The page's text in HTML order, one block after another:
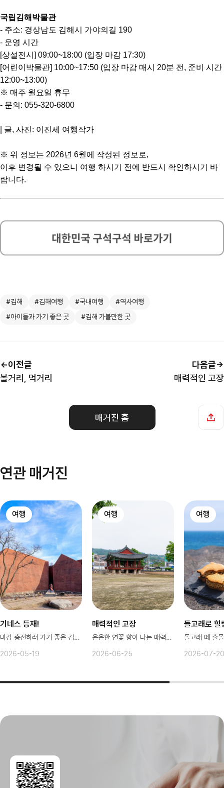
국립김해박물관
- 주소: 경상남도 김해시 가야의길 190
- 운영 시간
[상설전시] 09:00~18:00 (입장 마감 17:30)
[어린이박물관] 10:00~17:50 (입장 마감 매시 20분 전, 준비 시간
12:00~13:00)
※ 매주 월요일 휴무
- 문의: 055-320-6800
| 글, 사진: 이진세 여행작가
※ 위 정보는 2026년 6월에 작성된 정보로,
이후 변경될 수 있으니 여행 하시기 전에 반드시 확인하시기 바
랍니다.
#김해 #김해여행 #국내여행
#역사여행
#아이들과 가기 좋은 곳
#김해 가볼만한 곳
이전글
볼거리, 먹거리
매력적인 고장
다음글
매거진 홈
연관 매거진
여행
기네스 등재!
미감 충전하러 가기 좋은 김포 카페
2026-05-19
여행
매력적인 고장
은은한 연꽃 향이 나는 매력적인 정읍
2026-06-25
여행
돌고래로 힐
2026-07-20